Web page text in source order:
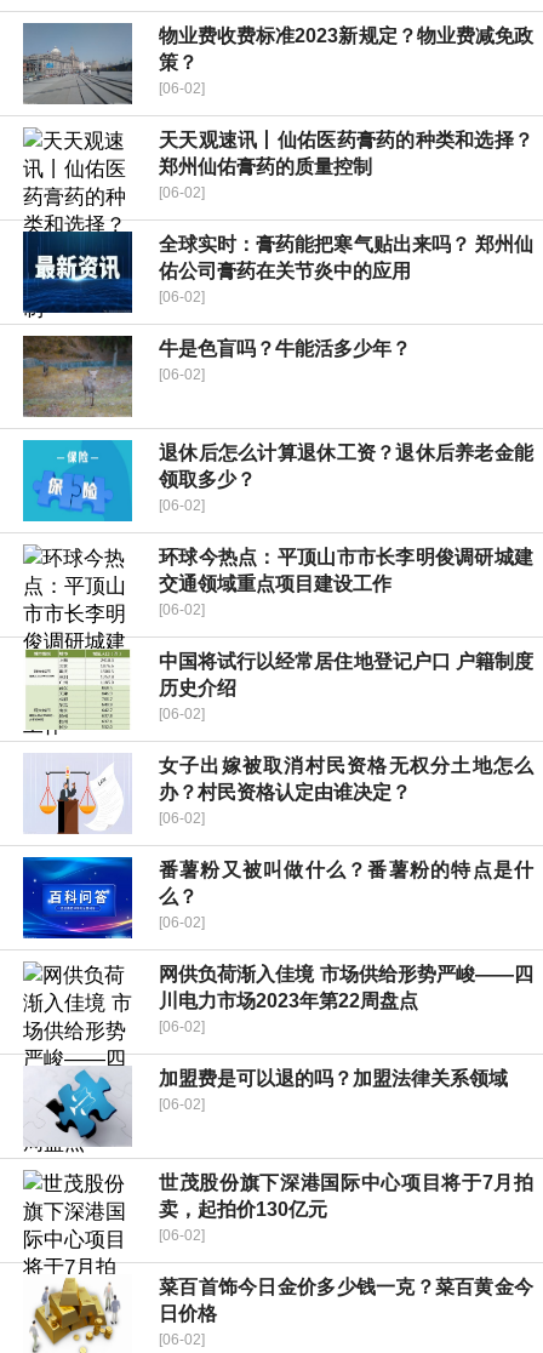
物业费收费标准2023新规定？物业费减免政
策？
[06-02]
天天观速讯丨仙佑医药膏药的种类和选择？
郑州仙佑膏药的质量控制
[06-02]
全球实时：膏药能把寒气贴出来吗？ 郑州仙
佑公司膏药在关节炎中的应用
[06-02]
牛是色盲吗？牛能活多少年？
[06-02]
退休后怎么计算退休工资？退休后养老金能
领取多少？
[06-02]
环球今热点：平顶山市市长李明俊调研城建
交通领域重点项目建设工作
[06-02]
中国将试行以经常居住地登记户口 户籍制度
历史介绍
[06-02]
女子出嫁被取消村民资格无权分土地怎么
办？村民资格认定由谁决定？
[06-02]
番薯粉又被叫做什么？番薯粉的特点是什
么？
[06-02]
网供负荷渐入佳境 市场供给形势严峻——四
川电力市场2023年第22周盘点
[06-02]
加盟费是可以退的吗？加盟法律关系领域
[06-02]
世茂股份旗下深港国际中心项目将于7月拍
卖，起拍价130亿元
[06-02]
菜百首饰今日金价多少钱一克？菜百黄金今
日价格
[06-02]